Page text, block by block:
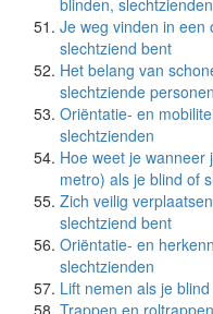
blinden,
Je weg vinden in een
slechtziend bent
Het belang van
slechtziende personen
Oriëntatie- en
slechtzienden
Hoe weet je
metro) als je blind of
Zich veilig
slechtziend bent
Oriëntatie- en
slechtzienden
Lift nemen als je
Trappen en